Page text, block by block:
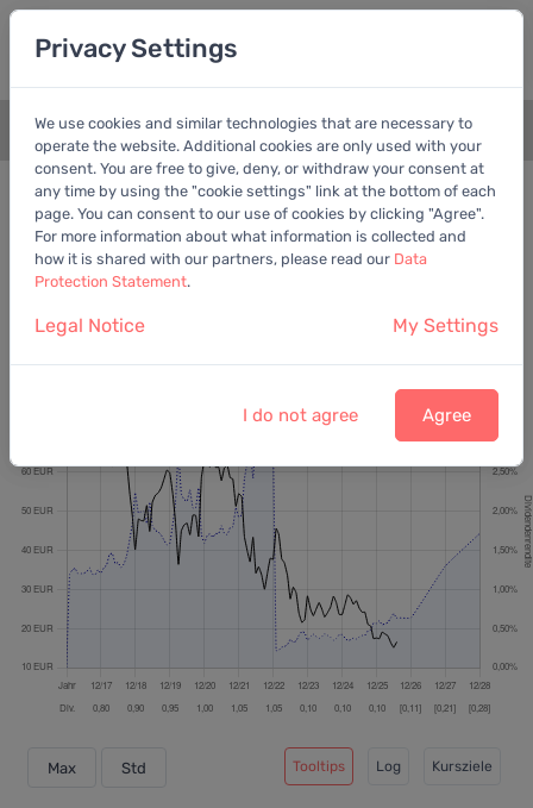
+
Bewertungschart Dividende
Empfohlen: EV/OCF
Lanxess AG 16,43 EUR vom7.8.2026
Max Std Tooltips Log Kursziele
Privacy Settings
We use cookies and similar technologies that are necessary to
operate the website. Additional cookies are only used with your
consent. You are free to give, deny, or withdraw your consent at
any time by using the "cookie settings" link at the bottom of each
page. You can consent to our use of cookies by clicking "Agree".
For more information about what information is collected and
how it is shared with our partners, please read our Data
Protection Statement.
Legal Notice My Settings
I do not agree Agree